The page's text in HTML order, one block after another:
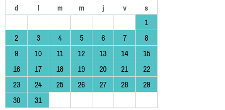
d l m m j v s
1
2
3 4 5 6 7
8
9
10 11 12 13 14
15
16
17 18 19 20 21
22
23
24 25 26 27 28
29
30
31